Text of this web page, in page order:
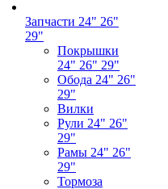
Запчасти 24" 26"
29"
Покрышки
24" 26" 29"
Обода 24" 26"
29"
Вилки
Рули 24" 26"
29"
Рамы 24" 26"
29"
Тормоза